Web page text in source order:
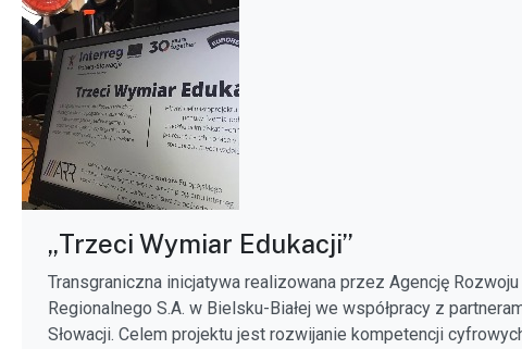
„Trzeci Wymiar Edukacji”
Transgraniczna inicjatywa realizowana przez Agencję Rozwoju
Regionalnego S.A. w Bielsku-Białej we współpracy z
Słowacji. Celem projektu jest rozwijanie kompetencji